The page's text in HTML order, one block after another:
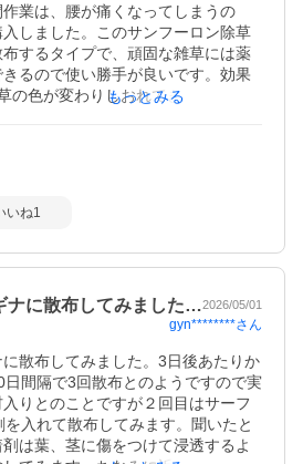
業は、腰が痛くなってしまうの
しました。このサンフーロン除草
するタイプで、頑固な雑草には薬
るので使い勝手が良いです。効果
の色が変わりしおれてきました。薬
もっとみる
いね1
ナに散布してみました…2026/05/01
gyn********さん
散布してみました。3日後あたりか
日間隔で3回散布とのようですので実
りとのことですが２回目はサーフ
入れて散布してみます。聞いたと
は葉、茎に傷をつけて浸透するよ